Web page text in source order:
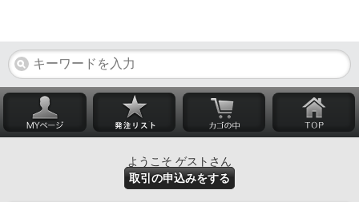
ようこそ ゲストさん
取引の申込みをする